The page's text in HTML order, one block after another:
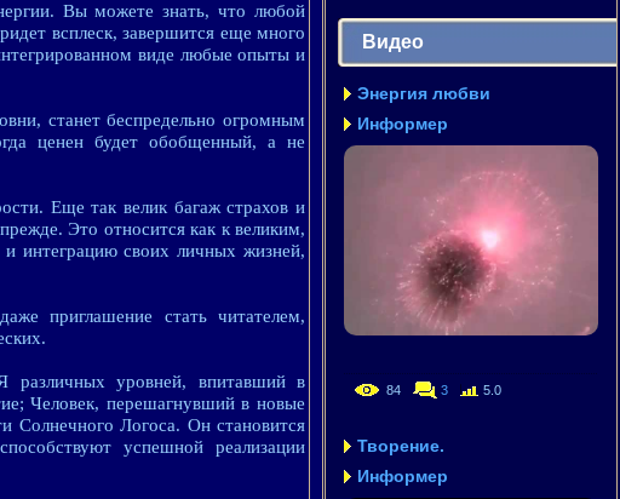
Вы можете знать, что любой
всплеск, завершится еще много
виде любые опыты и
станет беспредельно огромным
ценен будет обобщенный, а не
Еще так велик багаж страхов и
Это относится как к великим,
интеграцию своих личных жизней,
приглашение стать читателем,
различных уровней, впитавший в
Человек, перешагнувший в новые
Солнечного Логоса. Он становится
успешной реализации
Видео
Энергия любви
Информер
84 3 5.0
Творение.
Информер